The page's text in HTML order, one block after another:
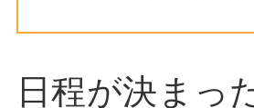
日程が決まっ